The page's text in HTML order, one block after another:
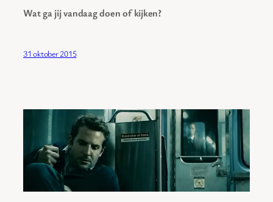
Wat ga jij vandaag doen of kijken?
31 oktober 2015